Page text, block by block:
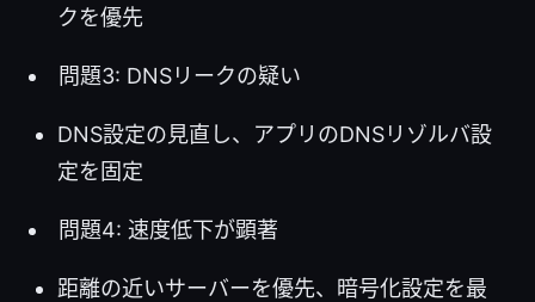
クを優先
問題3: DNSリークの疑い
DNS設定の見直し、アプリのDNSリゾルバ設
定を固定
問題4: 速度低下が顕著
距離の近いサーバーを優先、暗号化設定を最